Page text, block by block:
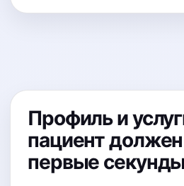
Профиль и
пациент должен
первые